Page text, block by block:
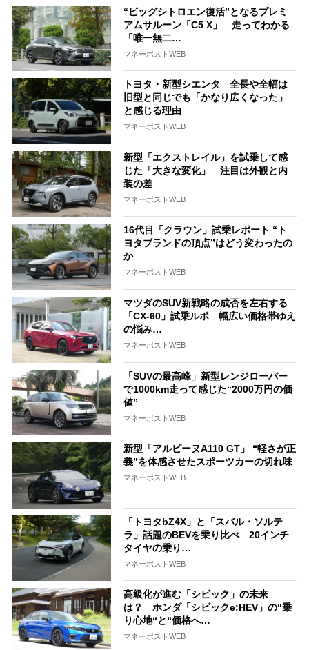
“ビッグシトロエン復活”となるプレミ
アムサルーン「C5 X」 走ってわかる
「唯一無二…
マネーポストWEB
トヨタ・新型シエンタ 全長や全幅は
旧型と同じでも「かなり広くなった」
と感じる理由
マネーポストWEB
新型「エクストレイル」を試乗して感
じた「大きな変化」 注目は外観と内
装の差
マネーポストWEB
16代目「クラウン」試乗レポート “ト
ヨタブランドの頂点”はどう変わったの
か
マネーポストWEB
マツダのSUV新戦略の成否を左右する
「CX-60」試乗ルポ 幅広い価格帯ゆえ
の悩み…
マネーポストWEB
「SUVの最高峰」新型レンジローバー
で1000km走って感じた“2000万円の価
値”
マネーポストWEB
新型「アルピーヌA110 GT」 “軽さが正
義”を体感させたスポーツカーの切れ味
マネーポストWEB
「トヨタbZ4X」と「スバル・ソルテ
ラ」話題のBEVを乗り比べ 20インチ
タイヤの乗り…
マネーポストWEB
高級化が進む「シビック」の未来
は？ ホンダ「シビックe:HEV」の“乗
り心地“と“価格へ…
マネーポストWEB